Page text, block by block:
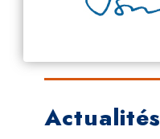
Actualités